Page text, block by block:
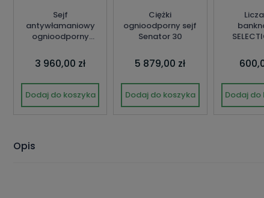
Sejf
antywłamaniowy
ognioodporny
3 960,00 zł
Dodaj do koszyka
Ciężki
ognioodporny sejf
Senator 30
5 879,00 zł
Dodaj do koszyka Dodaj do
Opis